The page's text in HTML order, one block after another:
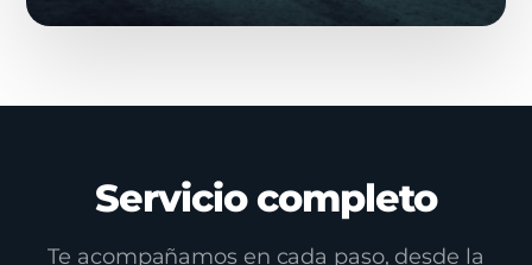
Servicio completo
Te acompañamos en cada paso, desde la